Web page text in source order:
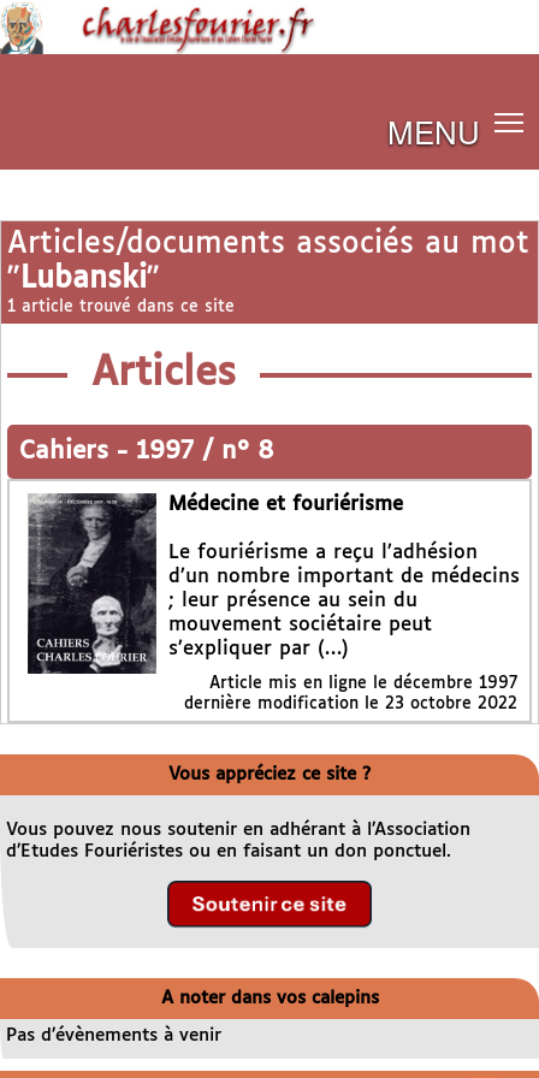
MENU
Articles/documents associés au mot
" Lubanski"
1 article trouvé dans ce site
Articles
Cahiers - 1997 / n° 8
Médecine et fouriérisme
Le fouriérisme a reçu l’adhésion
d’un nombre important de médecins
; leur présence au sein du
mouvement sociétaire peut
s’expliquer par (…)
Article mis en ligne le décembre 1997
dernière modification le 23 octobre 2022
Vous appréciez ce site ?
Vous pouvez nous soutenir en adhérant à l’Association
d’Etudes Fouriéristes ou en faisant un don ponctuel.
A noter dans vos calepins
Pas d’évènements à venir